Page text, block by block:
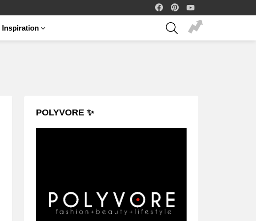
facebook
Inspiration
SEARCH
POLYVORE ✨